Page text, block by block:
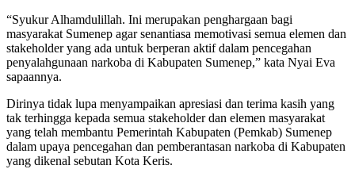
“Syukur Alhamdulillah. Ini merupakan penghargaan bagi
masyarakat Sumenep agar senantiasa memotivasi semua elemen dan
stakeholder yang ada untuk berperan aktif dalam pencegahan
penyalahgunaan narkoba di Kabupaten Sumenep,” kata Nyai Eva
sapaannya.
Dirinya tidak lupa menyampaikan apresiasi dan terima kasih yang
tak terhingga kepada semua stakeholder dan elemen masyarakat
yang telah membantu Pemerintah Kabupaten (Pemkab) Sumenep
dalam upaya pencegahan dan pemberantasan narkoba di Kabupaten
yang dikenal sebutan Kota Keris.